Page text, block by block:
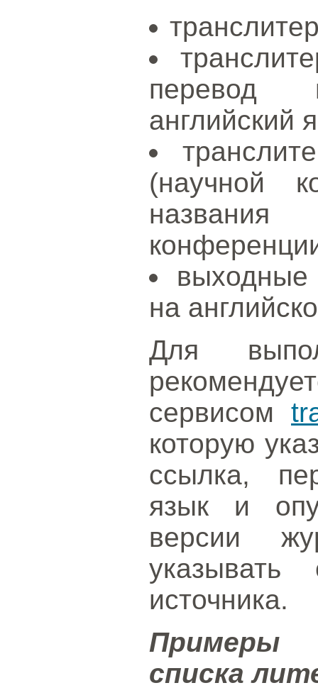
перевод
английский
(научной
на
Для
сервисом
которую
ссылка,
язык и
версии
указывать
источника.
Примеры
списка